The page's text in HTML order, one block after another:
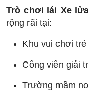
Trò chơi lái Xe
rộng rãi tại:
Khu vui chơi
Công viên giải
Trường mầm